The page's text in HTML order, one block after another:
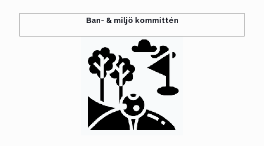
Ban- & miljö kommittén